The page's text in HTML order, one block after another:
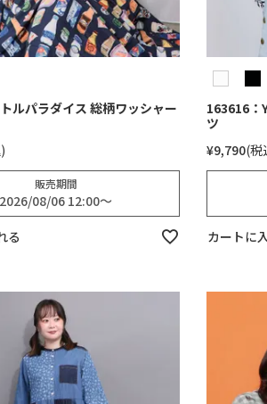
ルパラダイス 総柄ワッシャー
販売期間
2026/08/06 12:00〜
る
163616：
ツ
¥9,790 税
カートに